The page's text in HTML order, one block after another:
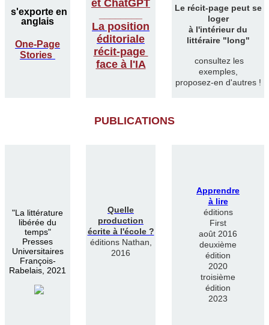
s'exporte en
anglais
One-Page
Stories
et ChatGPT
La position
éditoriale
récit-page
face à l'IA
Le récit-page peut se
loger
à l'intérieur du
littéraire "long"
consultez les
exemples,
proposez-en d'autres !
PUBLICATIONS
"La littérature
libérée du
temps"
Presses
Universitaires
François-
Rabelais, 2021
Quelle
production
écrite à l'école ?
éditions Nathan,
2016
Apprendre
à lire
éditions
First
août 2016
deuxième
édition
2020
troisième
édition
2023